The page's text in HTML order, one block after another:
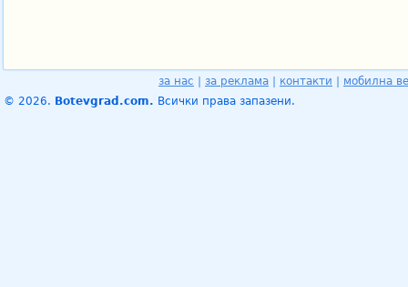
за нас за реклама контакти
мобилна
© 2026. Botevgrad.com. Всички права запазени.